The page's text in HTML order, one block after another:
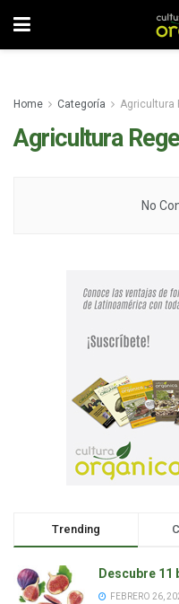
Home Categoría Agricultura
Agricultura
No
Trending
Descubre
FEBRERO 26,